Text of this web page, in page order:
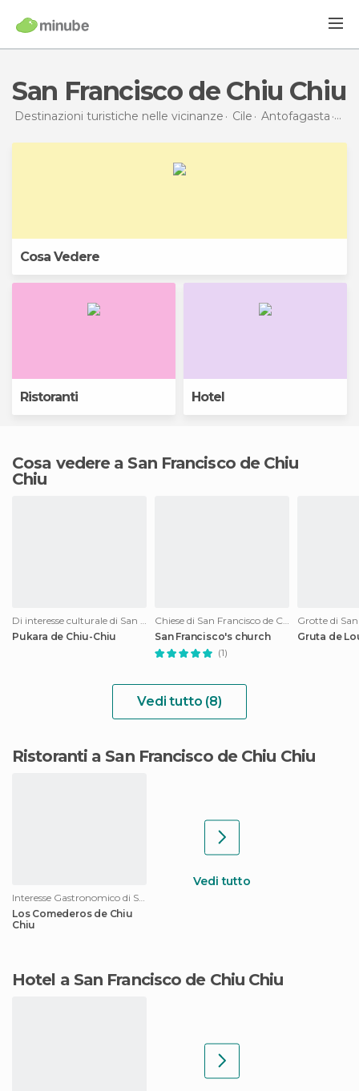
San Francisco de Chiu Chiu
Destinazioni turistiche nelle vicinanze Cile Antofagasta
Cosa Vedere
Ristoranti Hotel
Cosa vedere a San Francisco de Chiu
Chiu
Di interesse culturale di San Francisco de Chiu Chiu
Pukara de Chiu-Chiu
Chiese di San Francisco de Chiu Chiu
San Francisco's church
(1)
Gruta de
Vedi tutto (8)
Ristoranti a San Francisco de Chiu Chiu
Interesse Gastronomico di San Francisco de Chiu Chiu
Los Comederos de Chiu
Chiu
Vedi tutto
Hotel a San Francisco de Chiu Chiu